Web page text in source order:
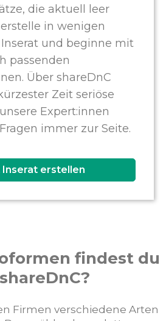
die aktuell leer
in wenigen
und beginne mit
passenden
Über shareDnC
Zeit seriöse
Expert:innen
immer zur Seite.
erstellen
findest du
Firmen verschiedene Arten